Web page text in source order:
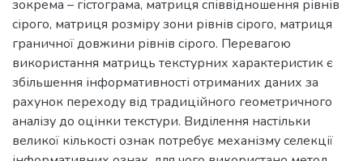
зокрема – гістограма, матриця співвідношення рівнів
сірого, матриця розміру зони рівнів сірого, матриця
граничної довжини рівнів сірого. Перевагою
використання матриць текстурних характеристик є
збільшення інформативності отриманих даних за
рахунок переходу від традиційного геометричного
аналізу до оцінки текстури. Виділення настільки
великої кількості ознак потребує механізму селекції